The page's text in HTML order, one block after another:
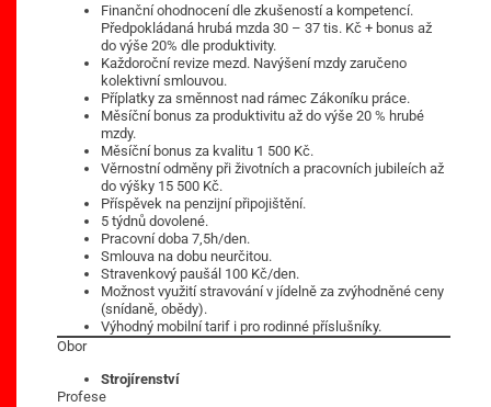
Finanční ohodnocení dle zkušeností a kompetencí.
Předpokládaná hrubá mzda 30 – 37 tis. Kč + bonus až
do výše 20% dle produktivity.
Každoroční revize mezd. Navýšení mzdy zaručeno
kolektivní smlouvou.
Příplatky za směnnost nad rámec Zákoníku práce.
Měsíční bonus za produktivitu až do výše 20 % hrubé
mzdy.
Měsíční bonus za kvalitu 1 500 Kč.
Věrnostní odměny při životních a pracovních jubileích až
do výšky 15 500 Kč.
Příspěvek na penzijní připojištění.
5 týdnů dovolené.
Pracovní doba 7,5h/den.
Smlouva na dobu neurčitou.
Stravenkový paušál 100 Kč/den.
Možnost využití stravování v jídelně za zvýhodněné ceny
(snídaně, obědy).
Výhodný mobilní tarif i pro rodinné příslušníky.
Obor
Strojírenství
Profese